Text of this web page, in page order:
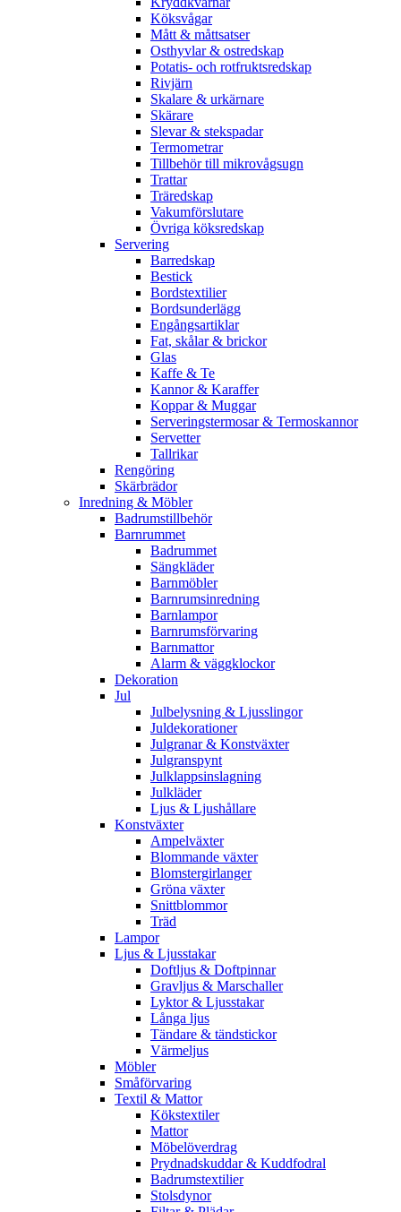
Köksvågar
Mått & måttsatser
Osthyvlar & ostredskap
Potatis- och rotfruktsredskap
Rivjärn
Skalare & urkärnare
Skärare
Slevar & stekspadar
Termometrar
Tillbehör till mikrovågsugn
Trattar
Träredskap
Vakumförslutare
Övriga köksredskap
Servering
Barredskap
Bestick
Bordstextilier
Bordsunderlägg
Engångsartiklar
Fat, skålar & brickor
Glas
Kaffe & Te
Kannor & Karaffer
Koppar & Muggar
Serveringstermosar & Termoskannor
Servetter
Tallrikar
Rengöring
Skärbrädor
Inredning & Möbler
Badrumstillbehör
Barnrummet
Badrummet
Sängkläder
Barnmöbler
Barnrumsinredning
Barnlampor
Barnrumsförvaring
Barnmattor
Alarm & väggklockor
Dekoration
Jul
Julbelysning & Ljusslingor
Juldekorationer
Julgranar & Konstväxter
Julgranspynt
Julklappsinslagning
Julkläder
Ljus & Ljushållare
Konstväxter
Ampelväxter
Blommande växter
Blomstergirlanger
Gröna växter
Snittblommor
Träd
Lampor
Ljus & Ljusstakar
Doftljus & Doftpinnar
Gravljus & Marschaller
Lyktor & Ljusstakar
Långa ljus
Tändare & tändstickor
Värmeljus
Möbler
Småförvaring
Textil & Mattor
Kökstextiler
Mattor
Möbelöverdrag
Prydnadskuddar & Kuddfodral
Badrumstextilier
Stolsdynor